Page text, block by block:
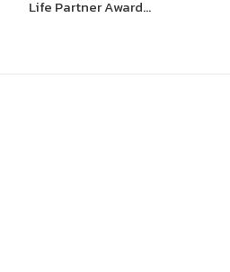
Life Partner Award…